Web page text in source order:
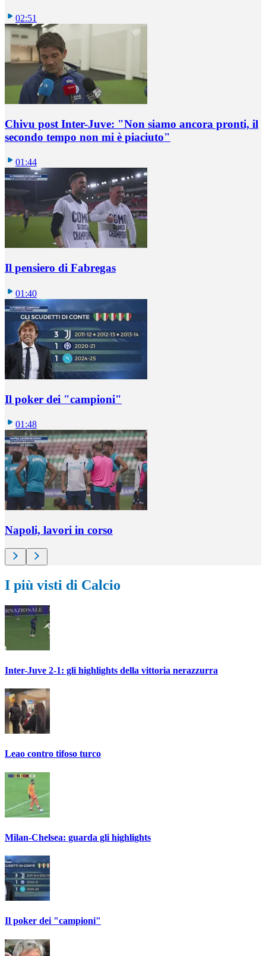
02:51
Chivu post Inter-Juve: "Non siamo ancora pronti, il
secondo tempo non mi è piaciuto"
01:44
Il pensiero di Fabregas
01:40
Il poker dei "campioni"
01:48
Napoli, lavori in corso
I più visti di Calcio
Inter-Juve 2-1: gli highlights della vittoria nerazzurra
Leao contro tifoso turco
Milan-Chelsea: guarda gli highlights
Il poker dei "campioni"